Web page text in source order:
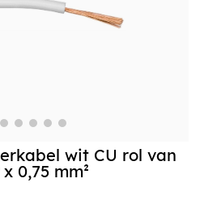
wit CU rol van
0,75 mm²